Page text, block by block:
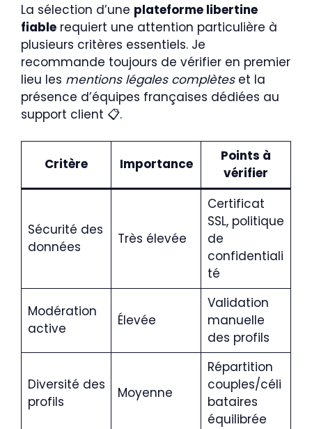
La sélection d’une plateforme libertine
fiable requiert une attention particulière à
plusieurs critères essentiels. Je
recommande toujours de vérifier en premier
lieu les mentions légales complèteset la
présence d’équipes françaises dédiées au
support client 📋.
Critère Importance
Points à
vérifier
Sécurité des
données
Très élevée
Certificat
SSL, politique
de
confidentiali
té
Modération
active
Élevée
Validation
manuelle
des profils
Diversité des
profils
Moyenne
Répartition
couples/céli
bataires
équilibrée